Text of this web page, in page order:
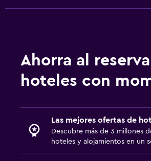
Ahorra al
hoteles con
Las mejores ofertas de
Descubre más de 3 millones
hoteles y alojamientos en un